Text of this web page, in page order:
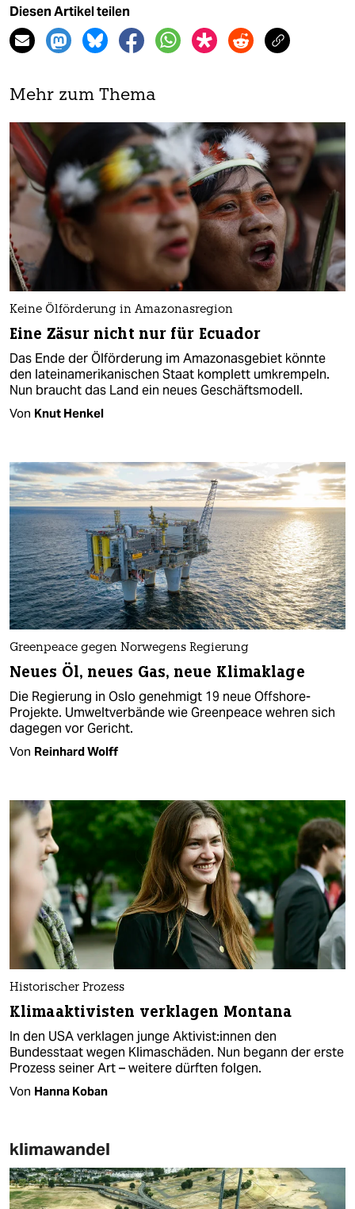
Diesen Artikel teilen
Mehr zum Thema
Keine Ölförderung in Amazonasregion
Eine Zäsur nicht nur für Ecuador
Das Ende der Ölförderung im Amazonasgebiet könnte
den lateinamerikanischen Staat komplett umkrempeln.
Nun braucht das Land ein neues Geschäftsmodell.
Von Knut Henkel
Greenpeace gegen Norwegens Regierung
Neues Öl, neues Gas, neue Klimaklage
Die Regierung in Oslo genehmigt 19 neue Offshore-
Projekte. Umweltverbände wie Greenpeace wehren sich
dagegen vor Gericht.
Von Reinhard Wolff
Historischer Prozess
Klimaaktivisten verklagen Montana
In den USA verklagen junge Aktivist:innen den
Bundesstaat wegen Klimaschäden. Nun begann der erste
Prozess seiner Art – weitere dürften folgen.
Von Hanna Koban
klimawandel